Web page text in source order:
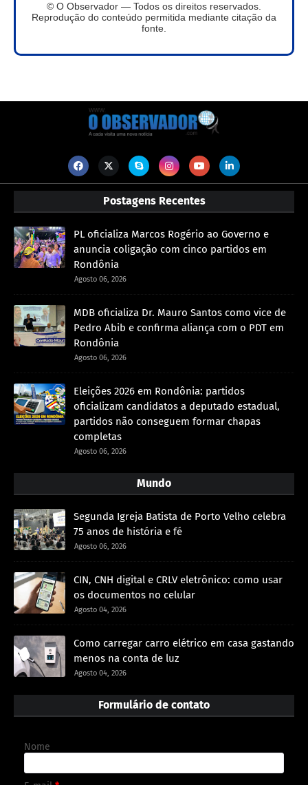
© O Observador — Todos os direitos reservados.
Reprodução do conteúdo permitida mediante citação da
fonte.
Postagens Recentes
PL oficializa Marcos Rogério ao Governo e
anuncia coligação com cinco partidos em
Rondônia
Agosto 06, 2026
MDB oficializa Dr. Mauro Santos como vice de
Pedro Abib e confirma aliança com o PDT em
Rondônia
Agosto 06, 2026
Eleições 2026 em Rondônia: partidos
oficializam candidatos a deputado estadual,
partidos não conseguem formar chapas
completas
Agosto 06, 2026
Mundo
Segunda Igreja Batista de Porto Velho celebra
75 anos de história e fé
Agosto 06, 2026
CIN, CNH digital e CRLV eletrônico: como usar
os documentos no celular
Agosto 04, 2026
Como carregar carro elétrico em casa gastando
menos na conta de luz
Agosto 04, 2026
Formulário de contato
Nome